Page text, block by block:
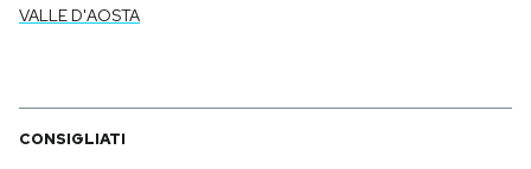
VALLE D'AOSTA
CONSIGLIATI